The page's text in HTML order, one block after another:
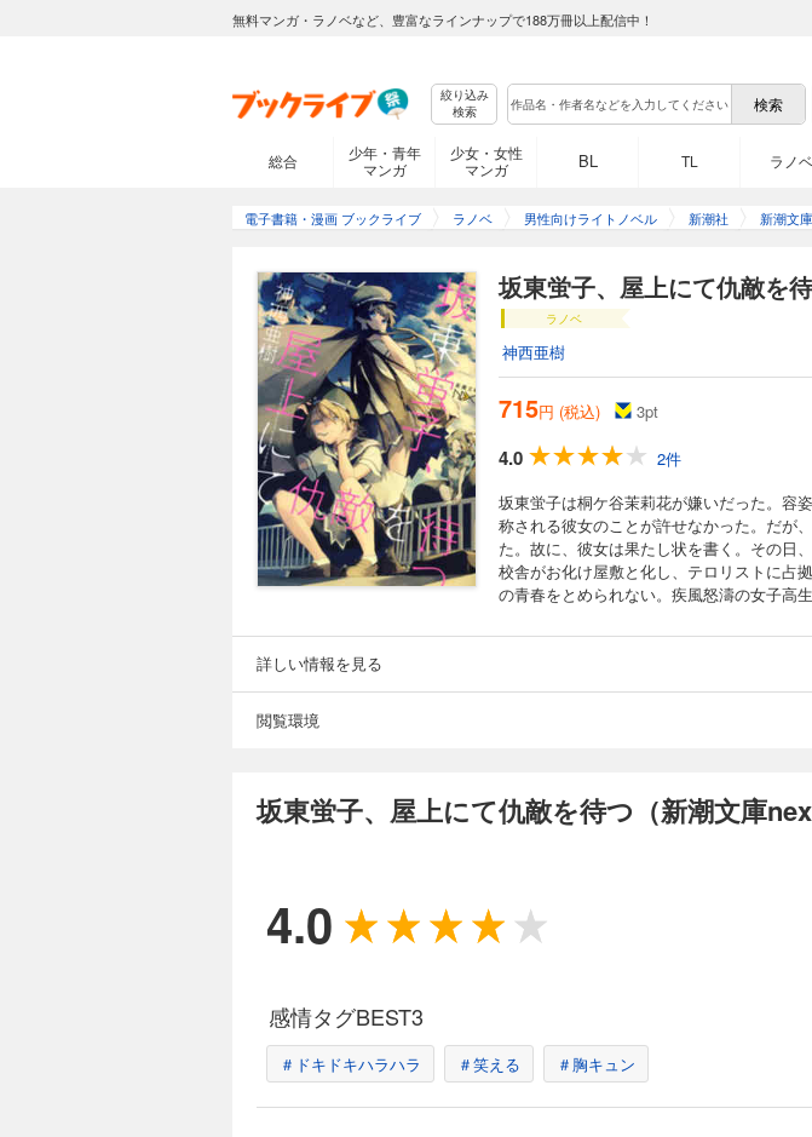
無料マンガ・ラノベなど、豊富なラインナップで188万冊以上配信中！
絞り込み
検索
総合
少年・青年
マンガ
少女・女性
マンガ
BL TL ラノベ
電子書籍・漫画 ブックライブ ラノベ 男性向けライトノベル 新潮社 新潮文
坂東蛍子、屋上にて仇敵を
ラノベ
神西亜樹
715円 (税込) 3pt
4.0
2件
坂東蛍子は桐ケ谷茉莉花が嫌いだった。容
称される彼女のことが許せなかった。だが
た。故に、彼女は果たし状を書く。その日
校舎がお化け屋敷と化し、テロリストに占
の青春をとめられない。疾風怒濤の女子高生
詳しい情報を見る
閲覧環境
坂東蛍子、屋上にて仇敵を待つ（新潮文庫
4.0
感情タグBEST3
＃ドキドキハラハラ ＃笑える ＃胸キュン